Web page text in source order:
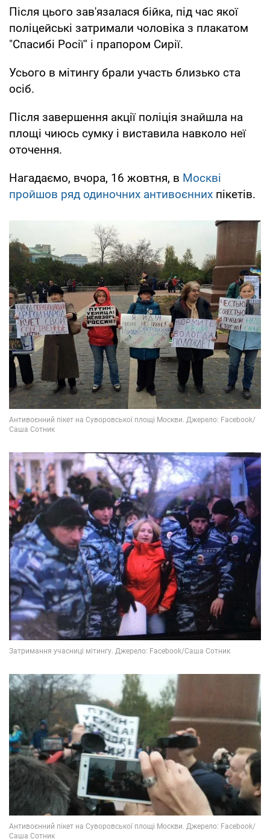
Після цього зав'язалася бійка, під час якої
поліцейські затримали чоловіка з плакатом
"Спасибі Росії" і прапором Сирії.
Усього в мітингу брали участь близько ста
осіб.
Після завершення акції поліція знайшла на
площі чиюсь сумку і виставила навколо неї
оточення.
Нагадаємо, вчора, 16 жовтня, в Москві
пройшов ряд одиночних антивоєнних пікетів.